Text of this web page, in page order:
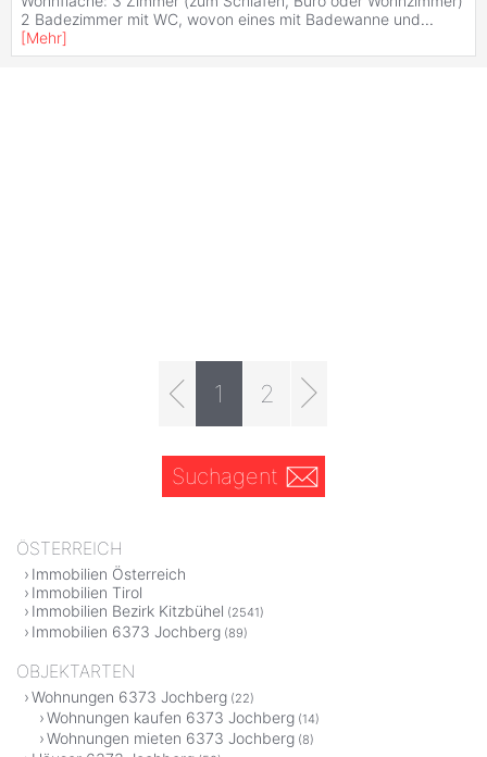
2 Badezimmer mit WC, wovon eines mit Badewanne und...
[Mehr]
1 2
Suchagent
ÖSTERREICH
Immobilien Österreich
Immobilien Tirol
Immobilien Bezirk Kitzbühel (2541)
Immobilien 6373 Jochberg (89)
OBJEKTARTEN
Wohnungen 6373 Jochberg (22)
Wohnungen kaufen 6373 Jochberg (14)
Wohnungen mieten 6373 Jochberg (8)